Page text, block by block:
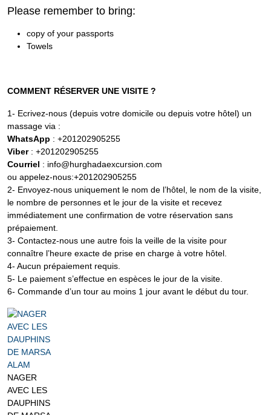
Please remember to bring:
copy of your passports
Towels
COMMENT RÉSERVER UNE VISITE ?
1- Ecrivez-nous (depuis votre domicile ou depuis votre hôtel) un
massage via :
WhatsApp : +201202905255
Viber: +201202905255
Courriel : info@hurghadaexcursion.com
ou appelez-nous:+201202905255
2- Envoyez-nous uniquement le nom de l’hôtel, le nom de la visite,
le nombre de personnes et le jour de la visite et recevez
immédiatement une confirmation de votre réservation sans
prépaiement.
3- Contactez-nous une autre fois la veille de la visite pour
connaître l’heure exacte de prise en charge à votre hôtel.
4- Aucun prépaiement requis.
5- Le paiement s’effectue en espèces le jour de la visite.
6- Commande d’un tour au moins 1 jour avant le début du tour.
NAGER
AVEC LES
DAUPHINS